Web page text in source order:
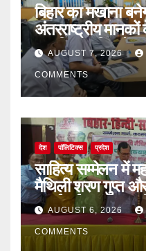
बिहार का मखाना
अंतरराष्ट्रीय
आधुनिक पॉपिंग सेंटर
AUGUST 7, 2026
COMMENTS
देश पॉलिटिक्स प्रदेश
साहित्य सम्मेलन में
मैथिली शरण गुप्त
मनाई गई जयंती,
बिन्देश्वर गुप्ता हुए
AUGUST 6, 2026
COMMENTS